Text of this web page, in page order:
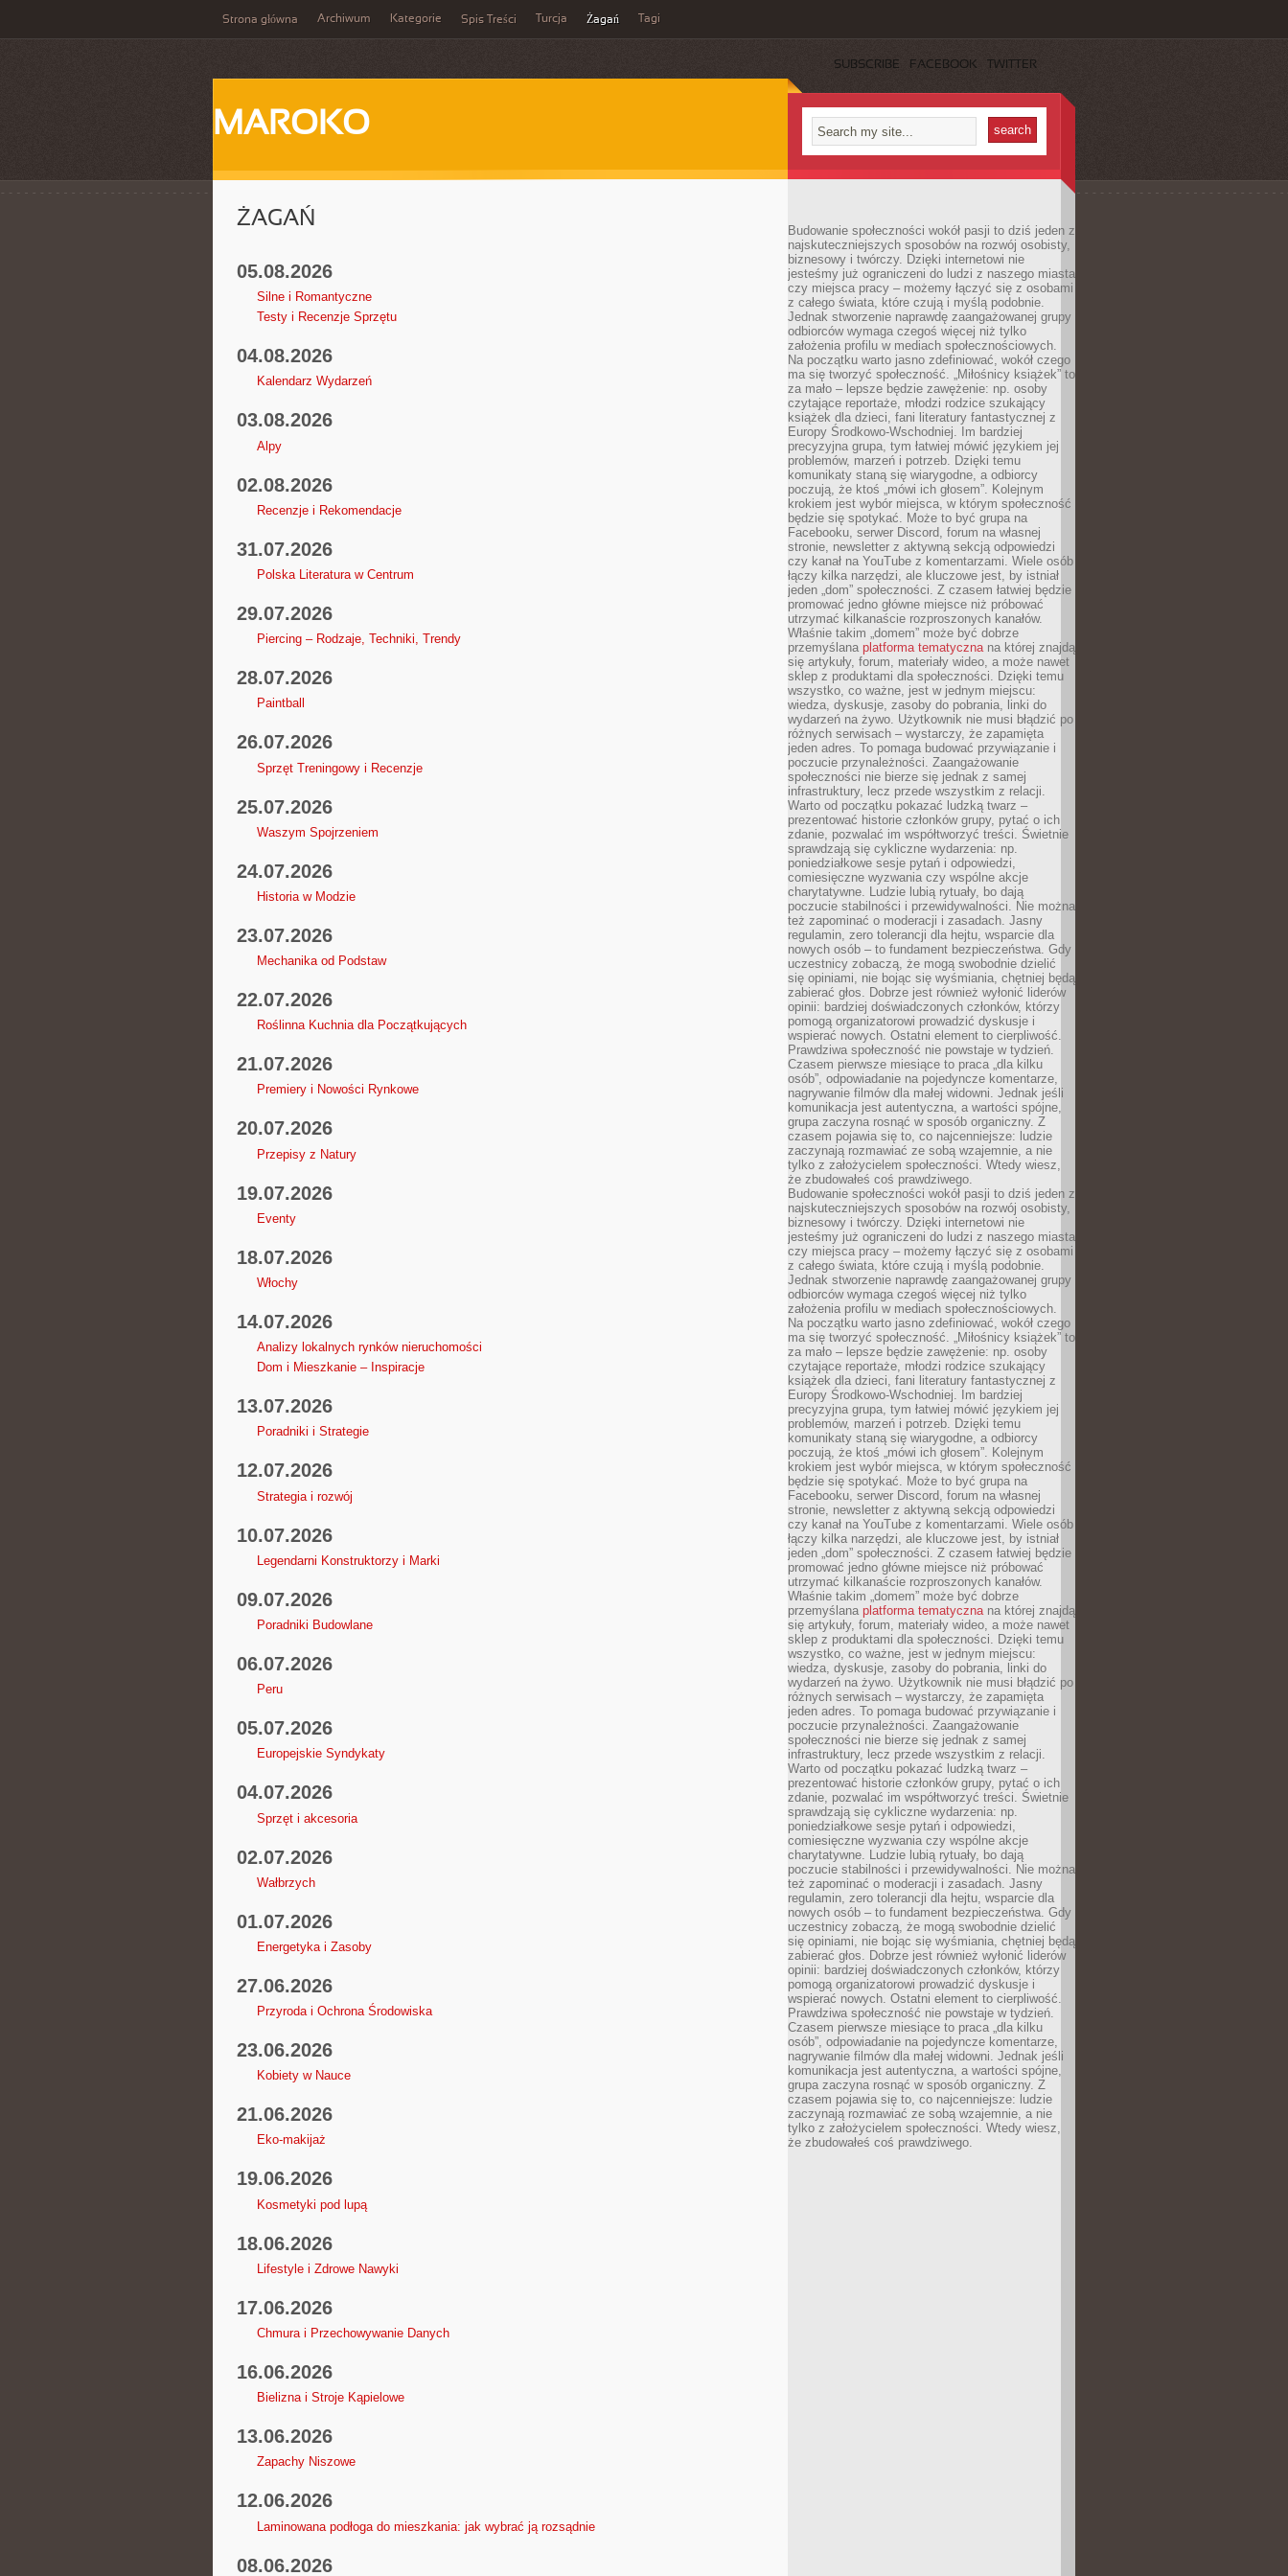
Strona główna Archiwum Kategorie Spis Treści Turcja Żagań Tagi
SUBSCRIBE FACEBOOK TWITTER
MAROKO
ŻAGAŃ
05.08.2026
Silne i Romantyczne
Testy i Recenzje Sprzętu
04.08.2026
Kalendarz Wydarzeń
03.08.2026
Alpy
02.08.2026
Recenzje i Rekomendacje
31.07.2026
Polska Literatura w Centrum
29.07.2026
Piercing – Rodzaje, Techniki, Trendy
28.07.2026
Paintball
26.07.2026
Sprzęt Treningowy i Recenzje
25.07.2026
Waszym Spojrzeniem
24.07.2026
Historia w Modzie
23.07.2026
Mechanika od Podstaw
22.07.2026
Roślinna Kuchnia dla Początkujących
21.07.2026
Premiery i Nowości Rynkowe
20.07.2026
Przepisy z Natury
19.07.2026
Eventy
18.07.2026
Włochy
14.07.2026
Analizy lokalnych rynków nieruchomości
Dom i Mieszkanie – Inspiracje
13.07.2026
Poradniki i Strategie
12.07.2026
Strategia i rozwój
10.07.2026
Legendarni Konstruktorzy i Marki
09.07.2026
Poradniki Budowlane
06.07.2026
Peru
05.07.2026
Europejskie Syndykaty
04.07.2026
Sprzęt i akcesoria
02.07.2026
Wałbrzych
01.07.2026
Energetyka i Zasoby
27.06.2026
Przyroda i Ochrona Środowiska
23.06.2026
Kobiety w Nauce
21.06.2026
Eko-makijaż
19.06.2026
Kosmetyki pod lupą
18.06.2026
Lifestyle i Zdrowe Nawyki
17.06.2026
Chmura i Przechowywanie Danych
16.06.2026
Bielizna i Stroje Kąpielowe
13.06.2026
Zapachy Niszowe
12.06.2026
Laminowana podłoga do mieszkania: jak wybrać ją rozsądnie
08.06.2026
Budowanie społeczności wokół pasji to dziś jeden z
najskuteczniejszych sposobów na rozwój osobisty,
biznesowy i twórczy. Dzięki internetowi nie
jesteśmy już ograniczeni do ludzi z naszego miasta
czy miejsca pracy – możemy łączyć się z osobami
z całego świata, które czują i myślą podobnie.
Jednak stworzenie naprawdę zaangażowanej grupy
odbiorców wymaga czegoś więcej niż tylko
założenia profilu w mediach społecznościowych.
Na początku warto jasno zdefiniować, wokół czego
ma się tworzyć społeczność. „Miłośnicy książek” to
za mało – lepsze będzie zawężenie: np. osoby
czytające reportaże, młodzi rodzice szukający
książek dla dzieci, fani literatury fantastycznej z
Europy Środkowo-Wschodniej. Im bardziej
precyzyjna grupa, tym łatwiej mówić językiem jej
problemów, marzeń i potrzeb. Dzięki temu
komunikaty staną się wiarygodne, a odbiorcy
poczują, że ktoś „mówi ich głosem”. Kolejnym
krokiem jest wybór miejsca, w którym społeczność
będzie się spotykać. Może to być grupa na
Facebooku, serwer Discord, forum na własnej
stronie, newsletter z aktywną sekcją odpowiedzi
czy kanał na YouTube z komentarzami. Wiele osób
łączy kilka narzędzi, ale kluczowe jest, by istniał
jeden „dom” społeczności. Z czasem łatwiej będzie
promować jedno główne miejsce niż próbować
utrzymać kilkanaście rozproszonych kanałów.
Właśnie takim „domem” może być dobrze
przemyślana platforma tematycznana której znajdą
się artykuły, forum, materiały wideo, a może nawet
sklep z produktami dla społeczności. Dzięki temu
wszystko, co ważne, jest w jednym miejscu:
wiedza, dyskusje, zasoby do pobrania, linki do
wydarzeń na żywo. Użytkownik nie musi błądzić po
różnych serwisach – wystarczy, że zapamięta
jeden adres. To pomaga budować przywiązanie i
poczucie przynależności. Zaangażowanie
społeczności nie bierze się jednak z samej
infrastruktury, lecz przede wszystkim z relacji.
Warto od początku pokazać ludzką twarz –
prezentować historie członków grupy, pytać o ich
zdanie, pozwalać im współtworzyć treści. Świetnie
sprawdzają się cykliczne wydarzenia: np.
poniedziałkowe sesje pytań i odpowiedzi,
comiesięczne wyzwania czy wspólne akcje
charytatywne. Ludzie lubią rytuały, bo dają
poczucie stabilności i przewidywalności. Nie można
też zapominać o moderacji i zasadach. Jasny
regulamin, zero tolerancji dla hejtu, wsparcie dla
nowych osób – to fundament bezpieczeństwa. Gdy
uczestnicy zobaczą, że mogą swobodnie dzielić
się opiniami, nie bojąc się wyśmiania, chętniej będą
zabierać głos. Dobrze jest również wyłonić liderów
opinii: bardziej doświadczonych członków, którzy
pomogą organizatorowi prowadzić dyskusje i
wspierać nowych. Ostatni element to cierpliwość.
Prawdziwa społeczność nie powstaje w tydzień.
Czasem pierwsze miesiące to praca „dla kilku
osób”, odpowiadanie na pojedyncze komentarze,
nagrywanie filmów dla małej widowni. Jednak jeśli
komunikacja jest autentyczna, a wartości spójne,
grupa zaczyna rosnąć w sposób organiczny. Z
czasem pojawia się to, co najcenniejsze: ludzie
zaczynają rozmawiać ze sobą wzajemnie, a nie
tylko z założycielem społeczności. Wtedy wiesz,
że zbudowałeś coś prawdziwego.
Budowanie społeczności wokół pasji to dziś jeden z
najskuteczniejszych sposobów na rozwój osobisty,
biznesowy i twórczy. Dzięki internetowi nie
jesteśmy już ograniczeni do ludzi z naszego miasta
czy miejsca pracy – możemy łączyć się z osobami
z całego świata, które czują i myślą podobnie.
Jednak stworzenie naprawdę zaangażowanej grupy
odbiorców wymaga czegoś więcej niż tylko
założenia profilu w mediach społecznościowych.
Na początku warto jasno zdefiniować, wokół czego
ma się tworzyć społeczność. „Miłośnicy książek” to
za mało – lepsze będzie zawężenie: np. osoby
czytające reportaże, młodzi rodzice szukający
książek dla dzieci, fani literatury fantastycznej z
Europy Środkowo-Wschodniej. Im bardziej
precyzyjna grupa, tym łatwiej mówić językiem jej
problemów, marzeń i potrzeb. Dzięki temu
komunikaty staną się wiarygodne, a odbiorcy
poczują, że ktoś „mówi ich głosem”. Kolejnym
krokiem jest wybór miejsca, w którym społeczność
będzie się spotykać. Może to być grupa na
Facebooku, serwer Discord, forum na własnej
stronie, newsletter z aktywną sekcją odpowiedzi
czy kanał na YouTube z komentarzami. Wiele osób
łączy kilka narzędzi, ale kluczowe jest, by istniał
jeden „dom” społeczności. Z czasem łatwiej będzie
promować jedno główne miejsce niż próbować
utrzymać kilkanaście rozproszonych kanałów.
Właśnie takim „domem” może być dobrze
przemyślana platforma tematycznana której znajdą
się artykuły, forum, materiały wideo, a może nawet
sklep z produktami dla społeczności. Dzięki temu
wszystko, co ważne, jest w jednym miejscu:
wiedza, dyskusje, zasoby do pobrania, linki do
wydarzeń na żywo. Użytkownik nie musi błądzić po
różnych serwisach – wystarczy, że zapamięta
jeden adres. To pomaga budować przywiązanie i
poczucie przynależności. Zaangażowanie
społeczności nie bierze się jednak z samej
infrastruktury, lecz przede wszystkim z relacji.
Warto od początku pokazać ludzką twarz –
prezentować historie członków grupy, pytać o ich
zdanie, pozwalać im współtworzyć treści. Świetnie
sprawdzają się cykliczne wydarzenia: np.
poniedziałkowe sesje pytań i odpowiedzi,
comiesięczne wyzwania czy wspólne akcje
charytatywne. Ludzie lubią rytuały, bo dają
poczucie stabilności i przewidywalności. Nie można
też zapominać o moderacji i zasadach. Jasny
regulamin, zero tolerancji dla hejtu, wsparcie dla
nowych osób – to fundament bezpieczeństwa. Gdy
uczestnicy zobaczą, że mogą swobodnie dzielić
się opiniami, nie bojąc się wyśmiania, chętniej będą
zabierać głos. Dobrze jest również wyłonić liderów
opinii: bardziej doświadczonych członków, którzy
pomogą organizatorowi prowadzić dyskusje i
wspierać nowych. Ostatni element to cierpliwość.
Prawdziwa społeczność nie powstaje w tydzień.
Czasem pierwsze miesiące to praca „dla kilku
osób”, odpowiadanie na pojedyncze komentarze,
nagrywanie filmów dla małej widowni. Jednak jeśli
komunikacja jest autentyczna, a wartości spójne,
grupa zaczyna rosnąć w sposób organiczny. Z
czasem pojawia się to, co najcenniejsze: ludzie
zaczynają rozmawiać ze sobą wzajemnie, a nie
tylko z założycielem społeczności. Wtedy wiesz,
że zbudowałeś coś prawdziwego.